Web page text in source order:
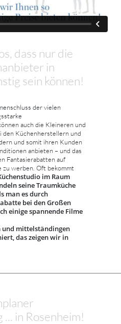
dass nur die
in
sein können!
der vielen
auch die Kleineren und
Küchenherstellern und
und somit ihren Kunden
anbieten – und das
Fantasierabatten auf
zu werben. Oft bekommt
im Raum
seine Traumküche
man es durch
bei den Großen
einige spannende Filme
und mittelständingen
das zeigen wir in
in Rosenheim!